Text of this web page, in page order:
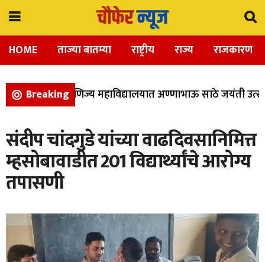
HOME ताज्या बातम्या राष्ट्रीय राज्य राजकारण
Breaking
आणि वाणिज्य महाविद्यालयात अण्णाभाऊ साठे जयंती
संदीप चांदगुडे यांच्या वाढदिवसानिमित्त
म्हसोबावाडीत 201 विद्यार्थ्यांचे आरोग्य
तपासणी